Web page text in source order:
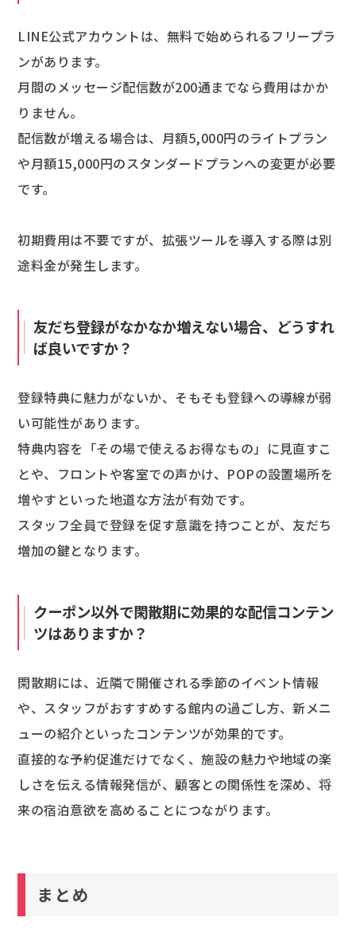
LINE公式アカウントは、無料で始められるフリープラ
ンがあります。
月間のメッセージ配信数が200通までなら費用はかか
りません。
配信数が増える場合は、月額5,000円のライトプラン
や月額15,000円のスタンダードプランへの変更が必要
です。
初期費用は不要ですが、拡張ツールを導入する際は別
途料金が発生します。
友だち登録がなかなか増えない場合、どうすれ
ば良いですか？
登録特典に魅力がないか、そもそも登録への導線が弱
い可能性があります。
特典内容を「その場で使えるお得なもの」に見直すこ
とや、フロントや客室での声かけ、POPの設置場所を
増やすといった地道な方法が有効です。
スタッフ全員で登録を促す意識を持つことが、友だち
増加の鍵となります。
クーポン以外で閑散期に効果的な配信コンテン
ツはありますか？
閑散期には、近隣で開催される季節のイベント情報
や、スタッフがおすすめする館内の過ごし方、新メニ
ューの紹介といったコンテンツが効果的です。
直接的な予約促進だけでなく、施設の魅力や地域の楽
しさを伝える情報発信が、顧客との関係性を深め、将
来の宿泊意欲を高めることにつながります。
まとめ